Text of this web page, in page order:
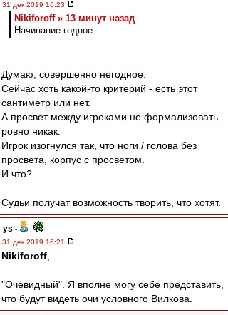
31 дек 2019 16:23
Nikiforoff » 13 минут назад
Начинание годное.
Думаю, совершенно негодное.
Сейчас хоть какой-то критерий - есть этот
сантиметр или нет.
А просвет между игроками не формализовать
ровно никак.
Игрок изогнулся так, что ноги / голова без
просвета, корпус с просветом.
И что?
Судьи получат возможность творить, что хотят.
ys -
31 дек 2019 16:21
Nikiforoff
"Очевидный". Я вполне могу себе представить,
что будут видеть очи условного Вилкова.